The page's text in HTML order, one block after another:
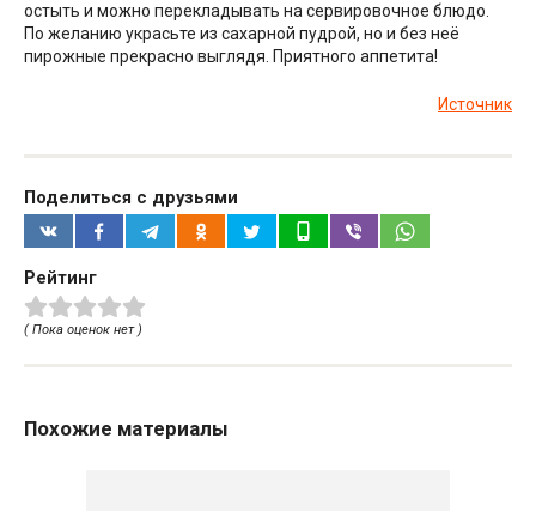
остыть и можно перекладывать на сервировочное блюдо.
По желанию украсьте из сахарной пудрой, но и без неё
пирожные прекрасно выглядя. Приятного аппетита!
Источник
Поделиться с друзьями
Рейтинг
( Пока оценок нет )
Похожие материалы